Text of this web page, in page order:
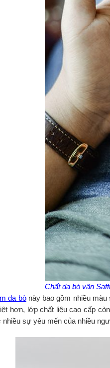
Chất da bò vân
da bònày bao gồm nhiều màu
hơn, lớp chất liệu cao cấp
nhiều sự yêu mến của nhiều